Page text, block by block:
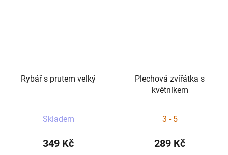
Rybář s prutem velký
Skladem
349 Kč
Plechová zvířátka s
květníkem
3 - 5
289 Kč